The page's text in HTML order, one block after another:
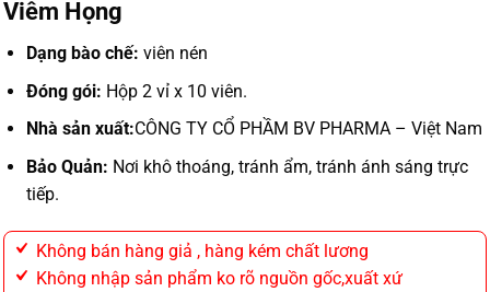
Viêm Họng
Dạng bào chế: viên nén
Đóng gói: Hộp 2 vỉ x 10 viên.
Nhà sản xuất:CÔNG TY CỔ PHẦM BV PHARMA – Việt Nam
Bảo Quản: Nơi khô thoáng, tránh ẩm, tránh ánh sáng trực
tiếp.
Không bán hàng giả , hàng kém chất lương
Không nhập sản phẩm ko rõ nguồn gốc,xuất xứ